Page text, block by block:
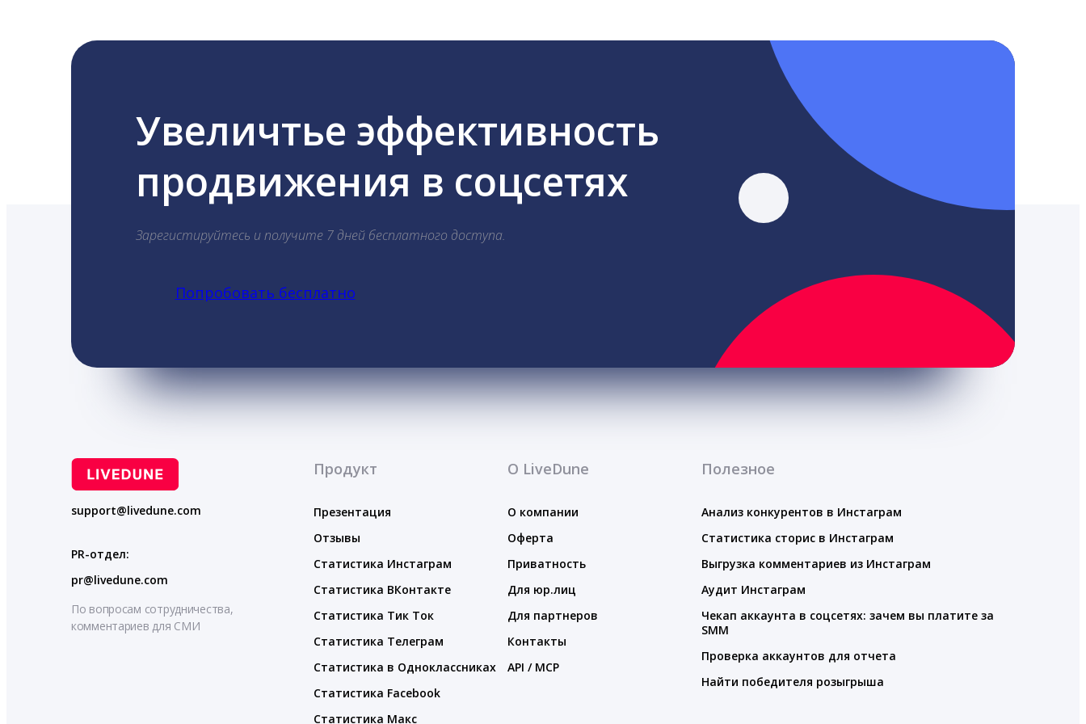
Увеличтье эффективность
продвижения в соцсетях
Зарегистируйтесь и получите 7 дней бесплатного доступа.
Попробовать бесплатно
support@livedune.com
PR-отдел:
pr@livedune.com
По вопросам сотрудничества,
комментариев для СМИ
Продукт
Презентация
Отзывы
Статистика Инстаграм
Статистика ВКонтакте
Статистика Тик Ток
Статистика Телеграм
Статистика в Одноклассниках
Статистика Facebook
Статистика Макс
О LiveDune
О компании
Оферта
Приватность
Для юр.лиц
Для партнеров
Контакты
API / MCP
Полезное
Анализ конкурентов в Инстаграм
Статистика сторис в Инстаграм
Выгрузка комментариев из Инстаграм
Аудит Инстаграм
Чекап аккаунта в соцсетях: зачем вы платите за
SMM
Проверка аккаунтов для отчета
Найти победителя розыгрыша